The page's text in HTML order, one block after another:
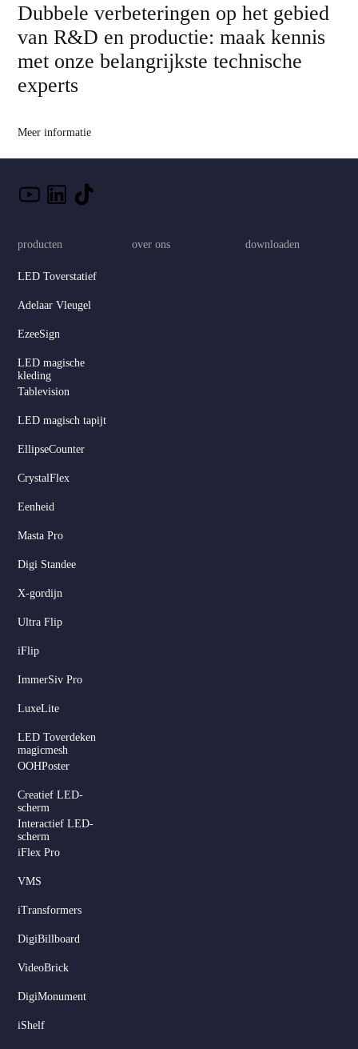
Dubbele verbeteringen op het gebied
van R&D en productie: maak kennis
met onze belangrijkste technische
experts
Meer informatie
producten
LED Toverstatief
Adelaar Vleugel
EzeeSign
LED magische
kleding
Tablevision
LED magisch tapijt
EllipseCounter
CrystalFlex
Eenheid
Masta Pro
Digi Standee
X-gordijn
Ultra Flip
iFlip
ImmerSiv Pro
LuxeLite
LED Toverdeken
magicmesh
OOHPoster
Creatief LED-
scherm
Interactief LED-
scherm
iFlex Pro
VMS
iTransformers
DigiBillboard
VideoBrick
DigiMonument
iShelf
over ons downloaden
Hindi
Serbian